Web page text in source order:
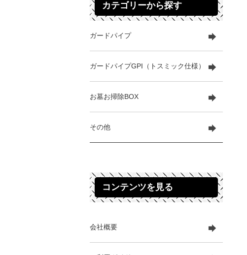
カテゴリーから探す
ガードパイプ
ガードパイプGPI（トスミック仕様）
お墓お掃除BOX
その他
コンテンツを見る
会社概要